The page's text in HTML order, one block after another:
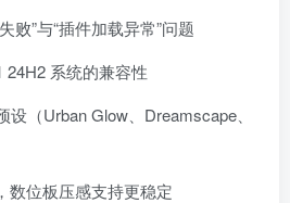
败”与“插件加载异常”问题
24H2 系统的兼容性
（Urban Glow、Dreamscape、
数位板压感支持更稳定